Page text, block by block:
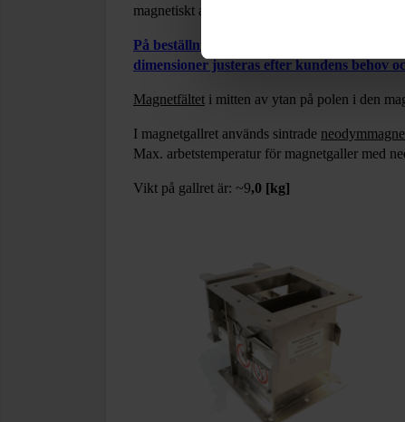
magnetiskt aktiva delar har tryckts ut ur
På beställning är vi beredda att leverera
dimensioner justeras efter kundens behov
Magnetfältet i mitten av ytan på polen i den
I magnetgallret används sintrade
Max. arbetstemperatur för magnetgaller med
Vikt på gallret är: ~9,0 [kg]